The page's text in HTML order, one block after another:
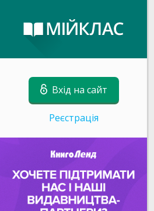
Вхід на сайт
Реєстрація